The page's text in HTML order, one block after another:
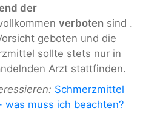
der
verboten sind .
geboten und die
sollte stets nur in
Arzt stattfinden.
Schmerzmittel
was muss ich beachten?